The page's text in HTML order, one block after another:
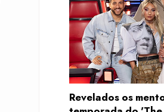
Revelados os